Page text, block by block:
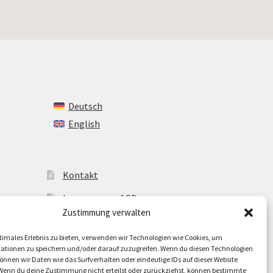
Zustimmung verwalten
Erlebnis zu bieten, verwenden wir Technologien wie Cookies, um
zu speichern und/oder darauf zuzugreifen. Wenn du diesen Technologien
wir Daten wie das Surfverhalten oder eindeutige IDs auf dieser Website
du deine Zustimmung nicht erteilst oder zurückziehst, können bestimmte
Deutsch
English
Kontakt
Impressum + AGB
Cookie-Richtlinie (EU)